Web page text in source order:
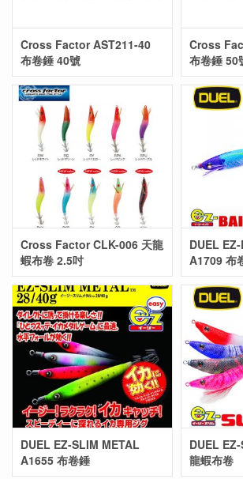
Cross Factor AST211-40
布卷錘 40號
Cross
布卷錘 50
Cross Factor CLK-006 天龍
蝦布卷 2.5吋
DUEL
A1709 布
DUEL EZ-SLIM METAL
A1655 布卷錘
DUEL
龍蝦布卷